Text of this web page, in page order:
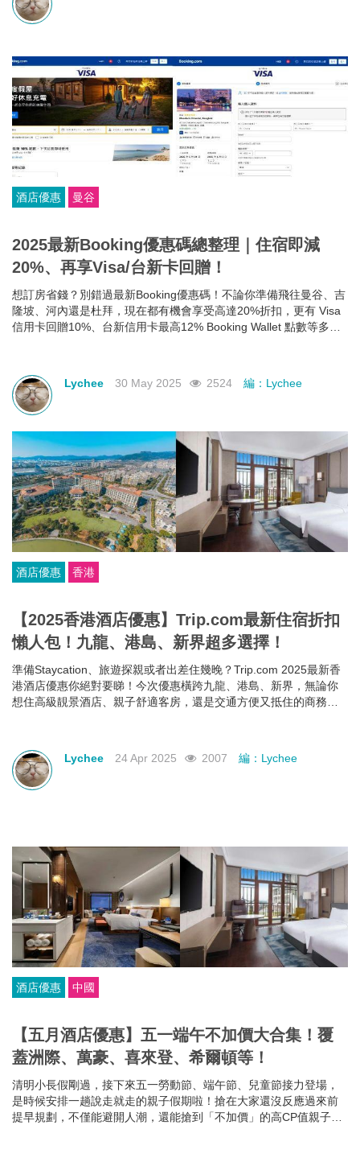
酒店優惠 曼谷
2025最新Booking優惠碼總整理｜住宿即減
20%、再享Visa/台新卡回贈！
想訂房省錢？別錯過最新Booking優惠碼！不論你準備飛往曼谷、吉
隆坡、河內還是杜拜，現在都有機會享受高達20%折扣，更有 Visa
信用卡回贈10%、台新信用卡最高12% Booking Wallet 點數等多重
Lychee 30 May 2025 2524 編：Lychee
酒店優惠 香港
【2025香港酒店優惠】Trip.com最新住宿折扣
懶人包！九龍、港島、新界超多選擇！
準備Staycation、旅遊探親或者出差住幾晚？Trip.com 2025最新香
港酒店優惠你絕對要睇！今次優惠橫跨九龍、港島、新界，無論你
想住高級靚景酒店、親子舒適客房，還是交通方便又抵住的商務型
Lychee
24 Apr 2025 2007 編：Lychee
酒店優惠 中國
【五月酒店優惠】五一端午不加價大合集！覆
蓋洲際、萬豪、喜來登、希爾頓等！
清明小長假剛過，接下來五一勞動節、端午節、兒童節接力登場，
是時候安排一趟說走就走的親子假期啦！搶在大家還沒反應過來前
提早規劃，不僅能避開人潮，還能搶到「不加價」的高CP值親子酒